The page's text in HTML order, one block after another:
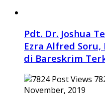
Pdt. Dr. Joshua
Ezra Alfred
di Bareskrim
November, 2019